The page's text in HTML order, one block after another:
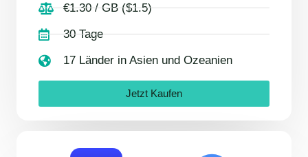
€1.30 / GB ($1.5)
30 Tage
17 Länder in Asien und Ozeanien
Jetzt Kaufen